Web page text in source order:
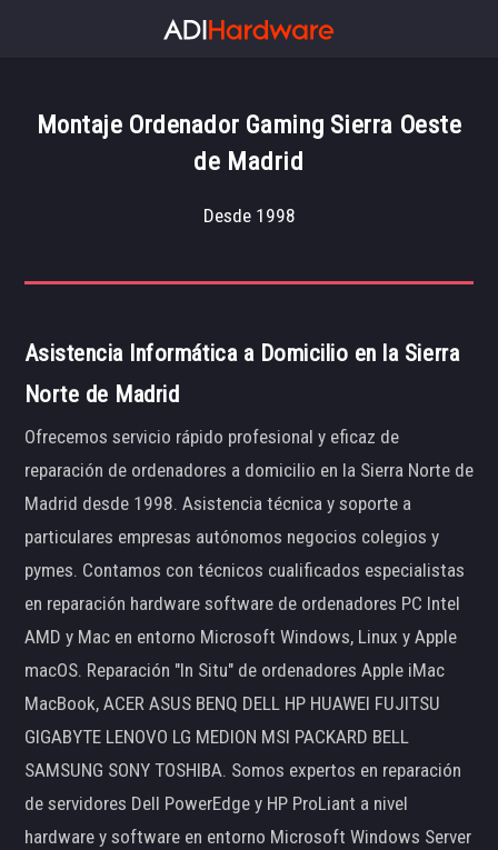
Montaje Ordenador Gaming Sierra Oeste
de Madrid
Desde 1998
Asistencia Informática a Domicilio en la Sierra
Norte de Madrid
Ofrecemos servicio rápido profesional y eficaz de
reparación de ordenadores a domicilio en la Sierra Norte de
Madrid desde 1998. Asistencia técnica y soporte a
particulares empresas autónomos negocios colegios y
pymes. Contamos con técnicos cualificados especialistas
en reparación hardware software de ordenadores PC Intel
AMD y Mac en entorno Microsoft Windows, Linux y Apple
macOS. Reparación "In Situ" de ordenadores Apple iMac
MacBook, ACER ASUS BENQ DELL HP HUAWEI FUJITSU
GIGABYTE LENOVO LG MEDION MSI PACKARD BELL
SAMSUNG SONY TOSHIBA. Somos expertos en reparación
de servidores Dell PowerEdge y HP ProLiant a nivel
hardware y software en entorno Microsoft Windows Server